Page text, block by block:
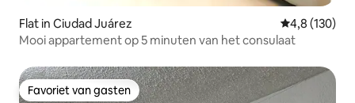
Flat in Ciudad Juárez Gemiddelde
4,8 (130)
Mooi appartement op 5 minuten van het consulaat
Favoriet van gasten
Favoriet van gasten